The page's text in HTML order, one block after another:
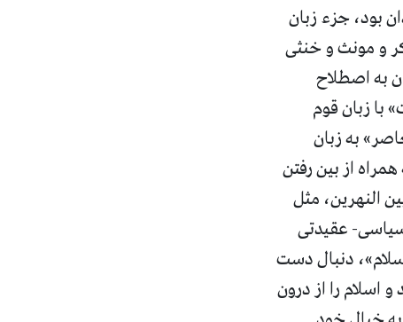
بود، جزء زبان
و مونث و خنثی
به اصطلاح
زبان قوم
به زبان
از بین رفتن
النهرين، مثل
سیاسی- عقیدتی
دنبال دست
اسلام را از درون